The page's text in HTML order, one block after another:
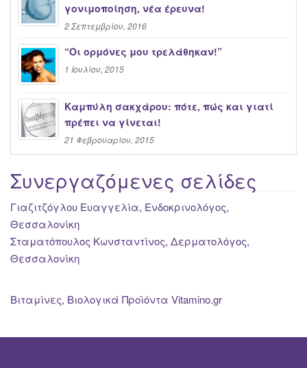
γονιμοποίηση, νέα έρευνα!
2 Σεπτεμβρίου, 2016
“Oι ορμόνες μου τρελάθηκαν!”
1 Ιουλίου, 2015
Καμπύλη σακχάρου: πότε, πώς και γιατί
πρέπει να γίνεται!
21 Φεβρουαρίου, 2015
Συνεργαζόμενες σελίδες
Γιαζιτζόγλου Ευαγγελία, Ενδοκρινολόγος,
Θεσσαλονίκη
Σταματόπουλος Κωνσταντίνος, Δερματολόγος,
Θεσσαλονίκη
Βιταμίνες, Βιολογικά Προϊόντα Vitamino.gr